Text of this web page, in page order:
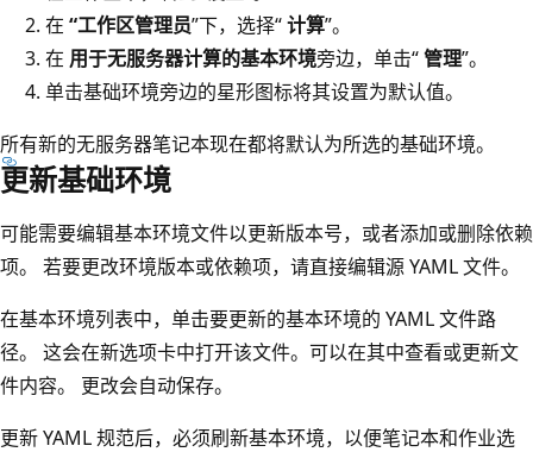
在 “工作区管理员”下，选择“计算”。
在 用于无服务器计算的基本环境旁边，单击“管理”。
单击基础环境旁边的星形图标将其设置为默认值。
所有新的无服务器笔记本现在都将默认为所选的基础环境。
更新基础环境
可能需要编辑基本环境文件以更新版本号，或者添加或删除依赖
项。 若要更改环境版本或依赖项，请直接编辑源 YAML 文件。
在基本环境列表中，单击要更新的基本环境的 YAML 文件路
径。 这会在新选项卡中打开该文件。可以在其中查看或更新文
件内容。 更改会自动保存。
更新 YAML 规范后，必须刷新基本环境，以便笔记本和作业选